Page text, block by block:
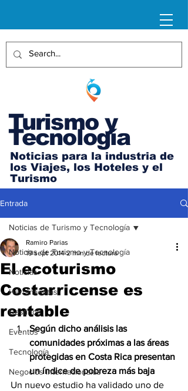
Turismo y
Tecnología
Noticias para la industria de
los Viajes, los Hoteles y el
Turismo
Entrada
Noticias de Turismo y Tecnología
Noticias
Herramientas
Destinos
Eventos
Tecnología
Negocios Internacionales
Noticias de Turismo y Tecnología
El ecoturismo
Costarricense es
rentable
Ramiro Parias
19 sept 2014 2 min de lectura
Según dicho análisis las
comunidades próximas a las áreas
protegidas en Costa Rica presentan
un índice de pobreza más baja
Un nuevo estudio ha validado uno de